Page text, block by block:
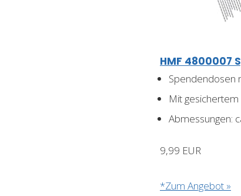
HMF 4800007
Spendendosen
Mit
Abmessungen:
9,99 EUR
*Zum Angebot »